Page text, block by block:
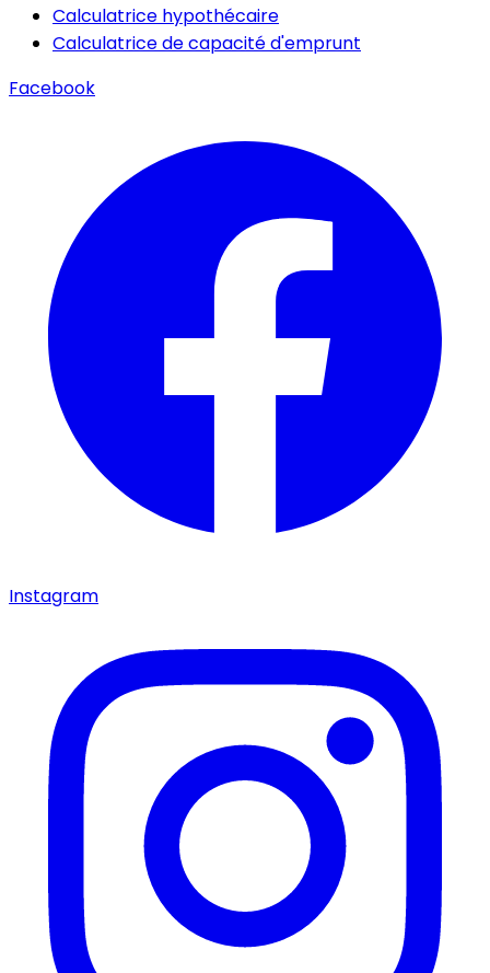
Calculatrice hypothécaire
Calculatrice de capacité d'emprunt
Facebook
Instagram